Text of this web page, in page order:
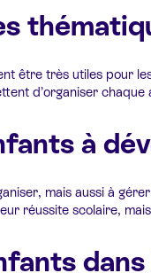
être très utiles pour
d’organiser
à
mais aussi à
réussite scolaire,